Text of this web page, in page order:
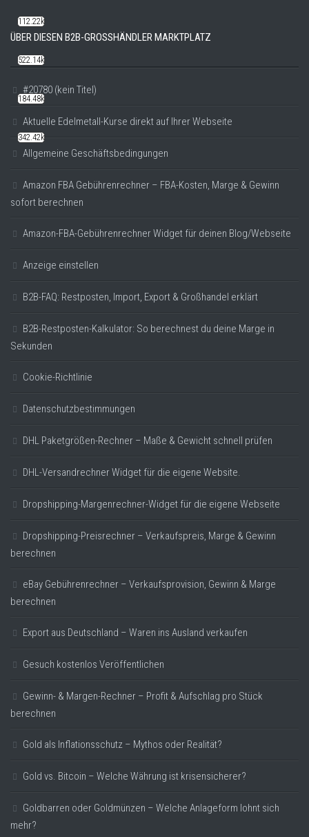
ÜBER DIESEN B2B-GROSSHÄNDLER MARKTPLATZ
#20780 (kein Titel)
Aktuelle Edelmetall-Kurse direkt auf Ihrer Webseite
Allgemeine Geschäftsbedingungen
Amazon FBA Gebührenrechner – FBA-Kosten, Marge & Gewinn
sofort berechnen
Amazon-FBA-Gebührenrechner Widget für deinen Blog/Webseite
Anzeige einstellen
B2B-FAQ: Restposten, Import, Export & Großhandel erklärt
B2B-Restposten-Kalkulator: So berechnest du deine Marge in
Sekunden
Cookie-Richtlinie
Datenschutzbestimmungen
DHL Paketgrößen-Rechner – Maße & Gewicht schnell prüfen
DHL-Versandrechner Widget für die eigene Website.
Dropshipping-Margenrechner-Widget für die eigene Webseite
Dropshipping-Preisrechner – Verkaufspreis, Marge & Gewinn
berechnen
eBay Gebührenrechner – Verkaufsprovision, Gewinn & Marge
berechnen
Export aus Deutschland – Waren ins Ausland verkaufen
Gesuch kostenlos Veröffentlichen
Gewinn- & Margen-Rechner – Profit & Aufschlag pro Stück
berechnen
Gold als Inflationsschutz – Mythos oder Realität?
Gold vs. Bitcoin – Welche Währung ist krisensicherer?
Goldbarren oder Goldmünzen – Welche Anlageform lohnt sich
mehr?
112.22k
522.14k
184.48k
342.42k